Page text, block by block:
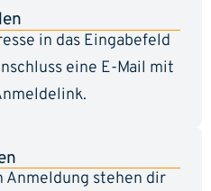
in das Eingabefeld
eine E-Mail mit
Anmeldung stehen dir